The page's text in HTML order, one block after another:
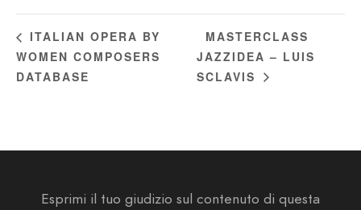
ITALIAN OPERA BY
WOMEN COMPOSERS
DATABASE
MASTERCLASS
JAZZIDEA – LUIS
SCLAVIS
Esprimi il tuo giudizio sul contenuto di questa